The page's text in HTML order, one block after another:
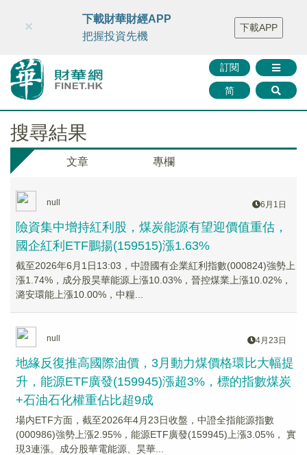
財華智庫網 FINTV FINMETA 財華證券 媒體矩陣
智庫沙龍
聯絡我們
訂閱
简
×
下載財華財經APP
把握投資先機
下載APP
搜尋結果
文章 專欄
null 6月1日
險資集中增持紅利股，煤炭能源有望迎價值重估，
國企紅利ETF鵬揚(159515)漲1.63%
截至2026年6月1日13:03，中證國有企業紅利指數(000824)強勢上
漲1.74%，成分股昊華能源上漲10.03%，晉控煤業上漲10.02%，
潞安環能上漲10.00%，中糧...
null 4月23日
地緣反復推高國際油價，3月動力煤價格環比大幅提
升，能源ETF廣發(159945)漲超3%，標的指數煤炭
+石油石化權重佔比超9成
場内ETF方面，截至2026年4月23日收盤，中證全指能源指數
(000986)強勢上漲2.95%，能源ETF廣發(159945)上漲3.05%， 實
現3連漲。成分股華電能源、昊華...